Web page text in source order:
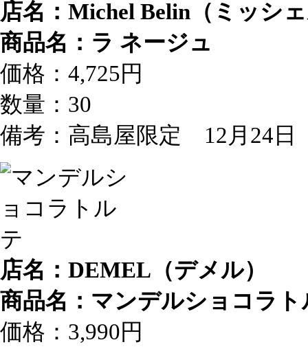
店名：Michel Belin（ミッシ
商品名：ラ ネージュ
価格：4,725円
数量：30
備考：高島屋限定 12月24日
店名：DEMEL（デメル）
商品名：マンデルショコラト
価格：3,990円